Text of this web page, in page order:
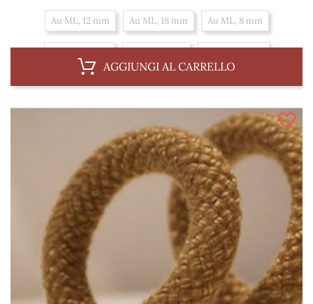
Au ML, 12 mm Au ML, 18 mm Au ML, 8 mm
Au ML, 16 mm Al 100 m, 18 mm Al 100 m, 8 mm
Al 100 m, 10 mm
Al 100 m, 16 mm Al 100 m, 12 mm
AGGIUNGI AL CARRELLO